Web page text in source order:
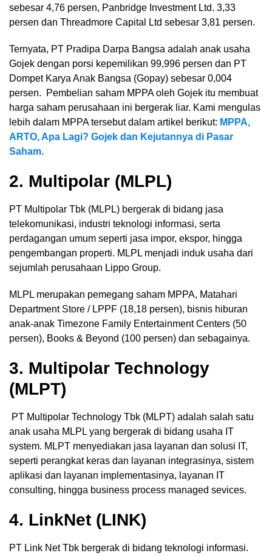
sebesar 4,76 persen, Panbridge Investment Ltd. 3,33
persen dan Threadmore Capital Ltd sebesar 3,81 persen.
Ternyata, PT Pradipa Darpa Bangsa adalah anak usaha
Gojek dengan porsi kepemilikan 99,996 persen dan PT
Dompet Karya Anak Bangsa (Gopay) sebesar 0,004
persen. Pembelian saham MPPA oleh Gojek itu membuat
harga saham perusahaan ini bergerak liar. Kami mengulas
lebih dalam MPPA tersebut dalam artikel berikut: MPPA,
ARTO, Apa Lagi? Gojek dan Kejutannya di Pasar
Saham.
2. Multipolar (MLPL)
PT Multipolar Tbk (MLPL) bergerak di bidang jasa
telekomunikasi, industri teknologi informasi, serta
perdagangan umum seperti jasa impor, ekspor, hingga
pengembangan properti. MLPL menjadi induk usaha dari
sejumlah perusahaan Lippo Group.
MLPL merupakan pemegang saham MPPA, Matahari
Department Store / LPPF (18,18 persen), bisnis hiburan
anak-anak Timezone Family Entertainment Centers (50
persen), Books & Beyond (100 persen) dan sebagainya.
3. Multipolar Technology
(MLPT)
PT Multipolar Technology Tbk (MLPT) adalah salah satu
anak usaha MLPL yang bergerak di bidang usaha IT
system. MLPT menyediakan jasa layanan dan solusi IT,
seperti perangkat keras dan layanan integrasinya, sistem
aplikasi dan layanan implementasinya, layanan IT
consulting, hingga business process managed sevices.
4. LinkNet (LINK)
PT Link Net Tbk bergerak di bidang teknologi informasi.